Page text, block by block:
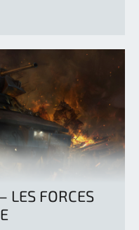
LES FORCES